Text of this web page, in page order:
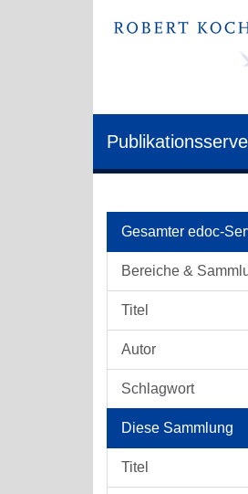
Gesamter edoc-
Bereiche &
Titel
Autor
Schlagwort
Diese Sammlung
Titel